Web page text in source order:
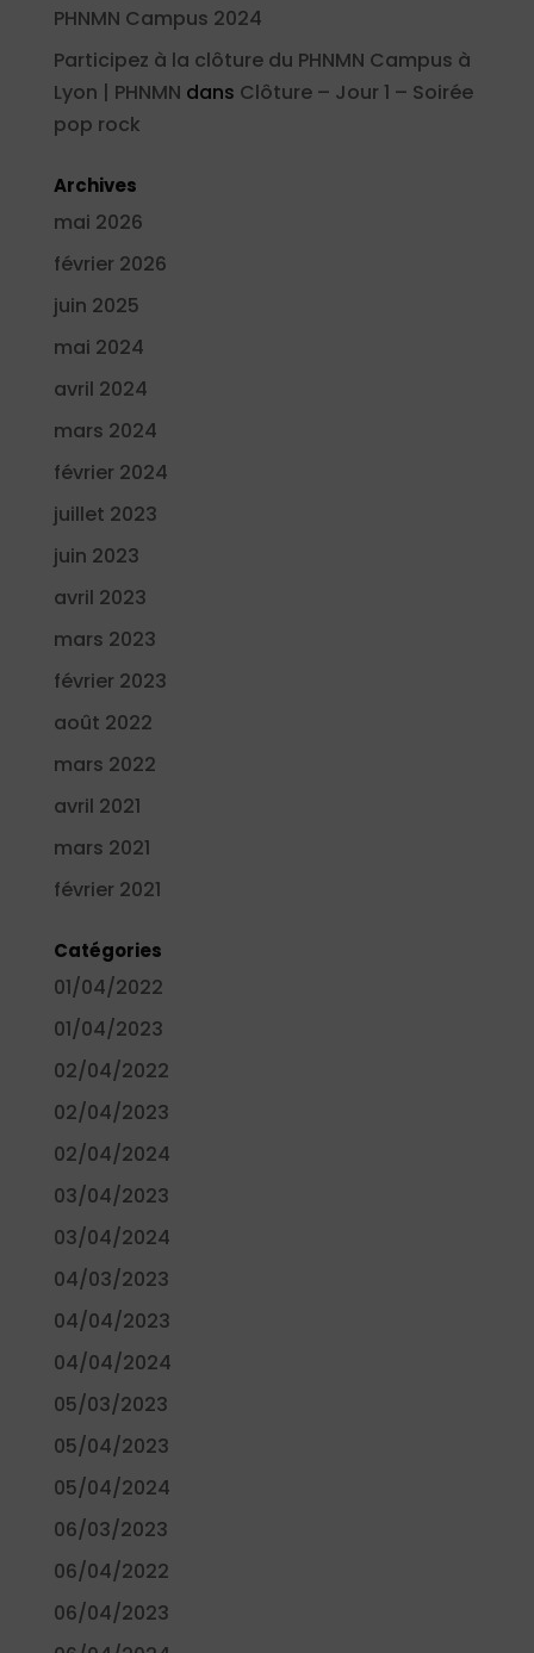
PHNMN Campus 2024
Participez à la clôture du PHNMN Campus à
Lyon | PHNMN dans Clôture – Jour 1 – Soirée
pop rock
Archives
mai 2026
février 2026
juin 2025
mai 2024
avril 2024
mars 2024
février 2024
juillet 2023
juin 2023
avril 2023
mars 2023
février 2023
août 2022
mars 2022
avril 2021
mars 2021
février 2021
Catégories
01/04/2022
01/04/2023
02/04/2022
02/04/2023
02/04/2024
03/04/2023
03/04/2024
04/03/2023
04/04/2023
04/04/2024
05/03/2023
05/04/2023
05/04/2024
06/03/2023
06/04/2022
06/04/2023